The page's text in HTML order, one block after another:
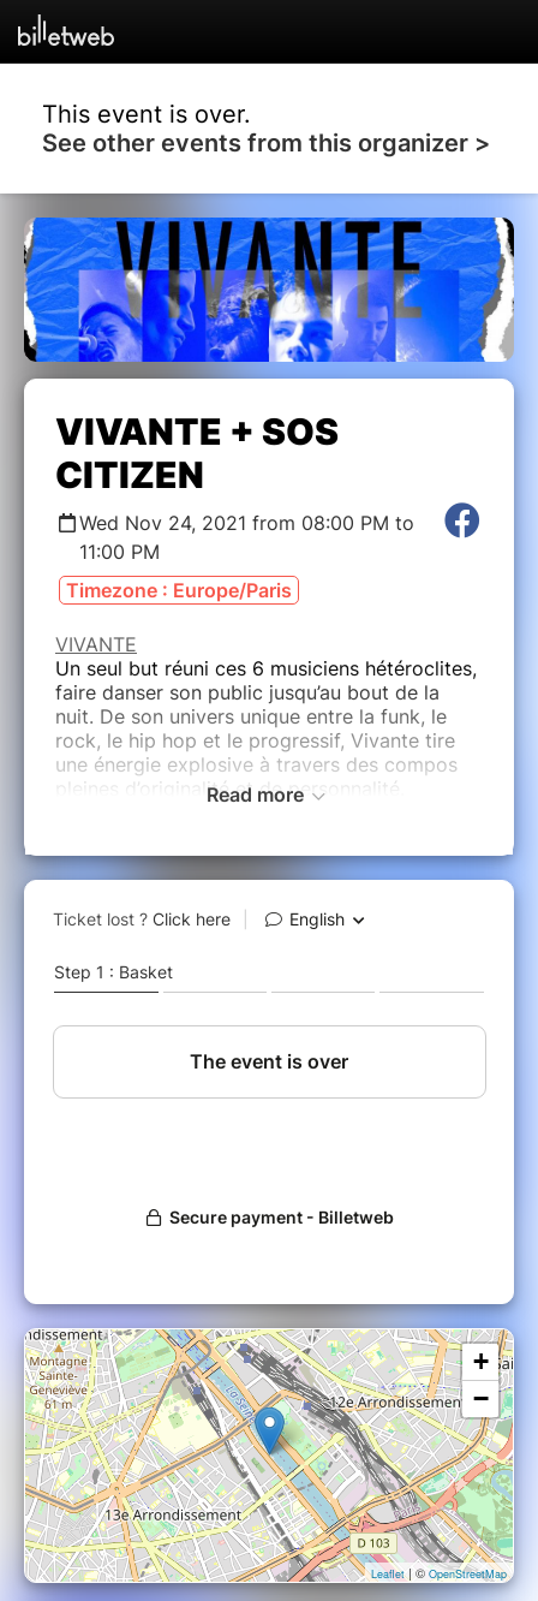
This event is over.
See other events from this organizer >
VIVANTE + SOS
CITIZEN
Wed Nov 24, 2021 from 08:00 PM to
11:00 PM
Timezone : Europe/Paris
VIVANTE
Un seul but réuni ces 6 musiciens hétéroclites,
faire danser son public jusqu’au bout de la
nuit. De son univers unique entre la funk, le
rock, le hip hop et le progressif, Vivante tire
une énergie explosive à travers des compos
pleines d’originalité et de personnalité.
Sous les feux des réverbères parisiens, Alan,
Louise et Bruno, amoureux de la pop culture
vintage et du groove opiacé, dansent dans la
nuit. De la frénésie, naît SOS Citizen, le projet
malice, les codes du rock ‘n’ roll à des accords
travers les prismes psychédéliques de Tame
Impala, les envolées lyriques de Lana Del Rey
ou encore la guitare électrique des Velvet
Underground.
Read more
+
−
Leaflet| ©OpenStreetMap